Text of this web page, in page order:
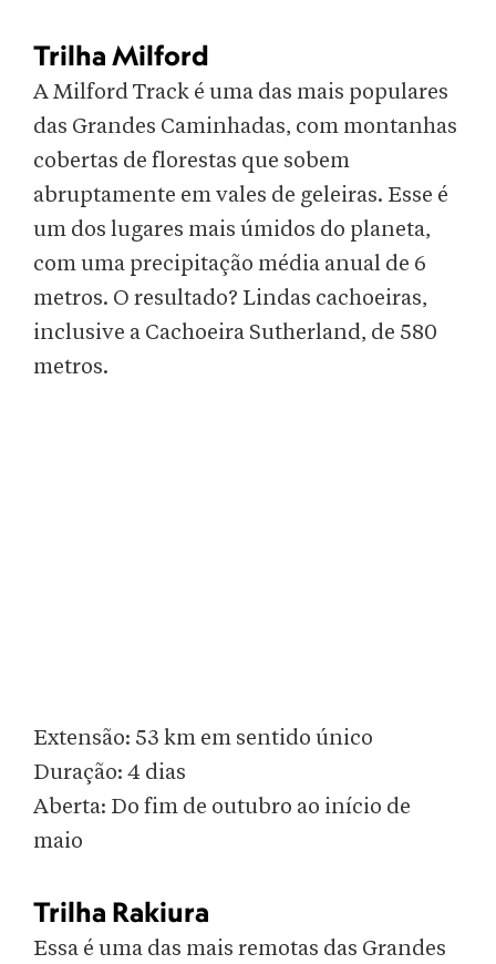
Trilha Milford
A Milford Track é uma das mais populares
das Grandes Caminhadas, com montanhas
cobertas de florestas que sobem
abruptamente em vales de geleiras. Esse é
um dos lugares mais úmidos do planeta,
com uma precipitação média anual de 6
metros. O resultado? Lindas cachoeiras,
inclusive a Cachoeira Sutherland, de 580
metros.
Extensão: 53 km em sentido único
Duração: 4 dias
Aberta: Do fim de outubro ao início de
maio
Trilha Rakiura
Essa é uma das mais remotas das Grandes